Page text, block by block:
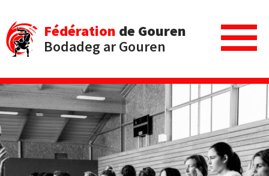
Fédération de Gouren
Bodadeg ar Gouren